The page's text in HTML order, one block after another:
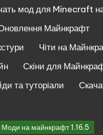
мод для Minecraft
Майнкрафт
Чіти на
Скіни для
та туторіали
Моди на майнкрафт 1.16.5